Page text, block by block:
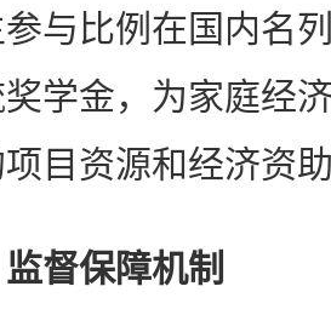
与比例在国内名
学金，为家庭经
目资源和经济资
保障机制